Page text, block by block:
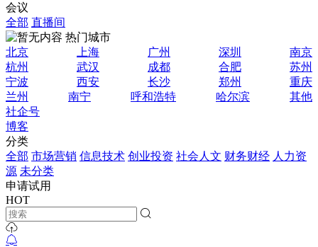
会议
全部 直播间
热门城市
北京
上海 广州 深圳
南京
杭州
武汉 成都 合肥
苏州
宁波
西安 长沙 郑州
重庆
兰州
南宁 呼和浩特 哈尔滨
其他
社企号
博客
分类
全部 市场营销 信息技术 创业投资 社会人文 财务财经 人力资
源 未分类
申请试用
HOT